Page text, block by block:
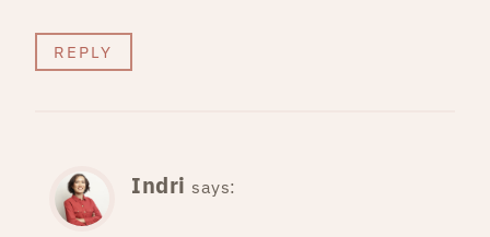
REPLY
Indri says: